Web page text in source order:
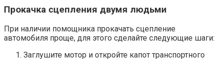
Прокачка сцепления двумя людьми
При наличии помощника прокачать сцепление
автомобиля проще, для этого сделайте следующие шаги:
Заглушите мотор и откройте капот транспортного